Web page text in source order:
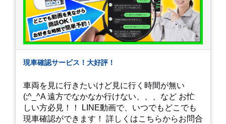
現車確認サービス！大好評！
車両を見に行きたいけど見に行く時間が無い
(;^_^A 遠方でなかなか行けない、、、など お忙
しい方必見！！ LINE動画で、いつでもどこでも
現車確認ができます！ 詳しくはこちらからお問合